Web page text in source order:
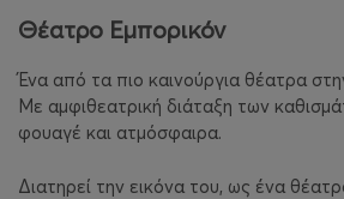
Θέατρο Εμπορικόν
Ένα από τα πιο καινούργια θέατρα
Με αμφιθεατρική διάταξη των
φουαγέ και ατμόσφαιρα.
Διατηρεί την εικόνα του, ως ένα